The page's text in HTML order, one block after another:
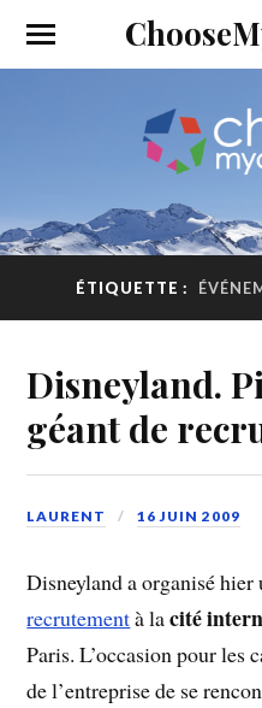
ÉTIQUETTE :
Disneyland.
géant de
LAURENT 16 JUIN 2009
Disneyland a organisé hier
recrutementà lacité
Paris. L’occasion pour les
de l’entreprise de se